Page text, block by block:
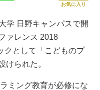
お気に入り
学 日野キャンパスで開
ァレンス 2018
クとして「こどものプ
けられた。
ミング教育が必修にな